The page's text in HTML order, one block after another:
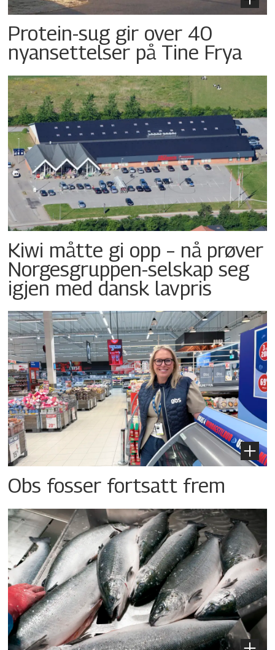
Protein-sug gir over 40
nyansettelser på Tine Frya
Kiwi måtte gi opp – nå prøver
Norgesgruppen-selskap seg
igjen med dansk lavpris
Obs fosser fortsatt frem